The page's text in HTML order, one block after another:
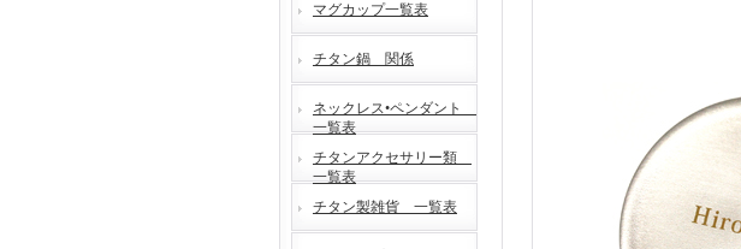
マグカップ一覧表
チタン鍋 関係
ネックレス•ペンダント
一覧表
チタンアクセサリー類
一覧表
チタン製雑貨 一覧表